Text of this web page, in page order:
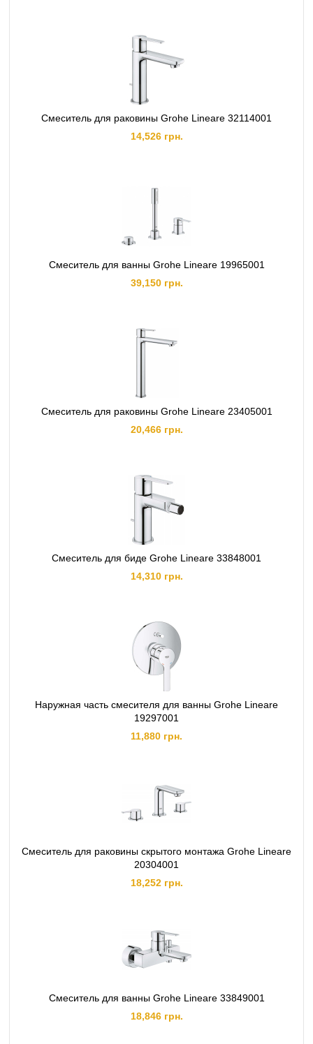
Смеситель для раковины Grohe Lineare 32114001
14,526 грн.
Смеситель для ванны Grohe Lineare 19965001
39,150 грн.
Смеситель для раковины Grohe Lineare 23405001
20,466 грн.
Смеситель для биде Grohe Lineare 33848001
14,310 грн.
Наружная часть смесителя для ванны Grohe Lineare
19297001
11,880 грн.
Смеситель для раковины скрытого монтажа Grohe Lineare
20304001
18,252 грн.
Смеситель для ванны Grohe Lineare 33849001
18,846 грн.